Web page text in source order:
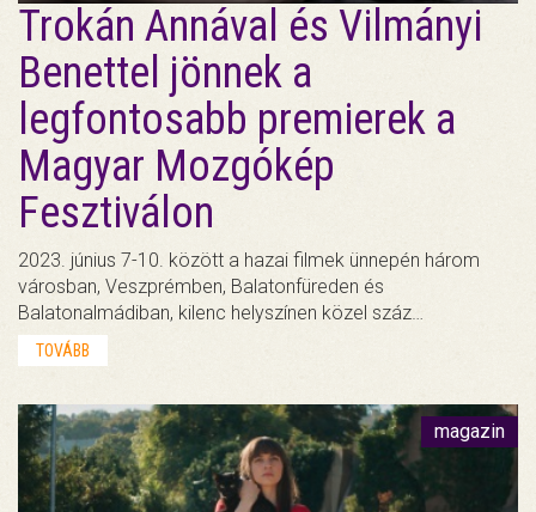
Trokán Annával és Vilmányi
Benettel jönnek a
legfontosabb premierek a
Magyar Mozgókép
Fesztiválon
2023. június 7-10. között a hazai filmek ünnepén három
városban, Veszprémben, Balatonfüreden és
Balatonalmádiban, kilenc helyszínen közel száz…
TOVÁBB
magazin